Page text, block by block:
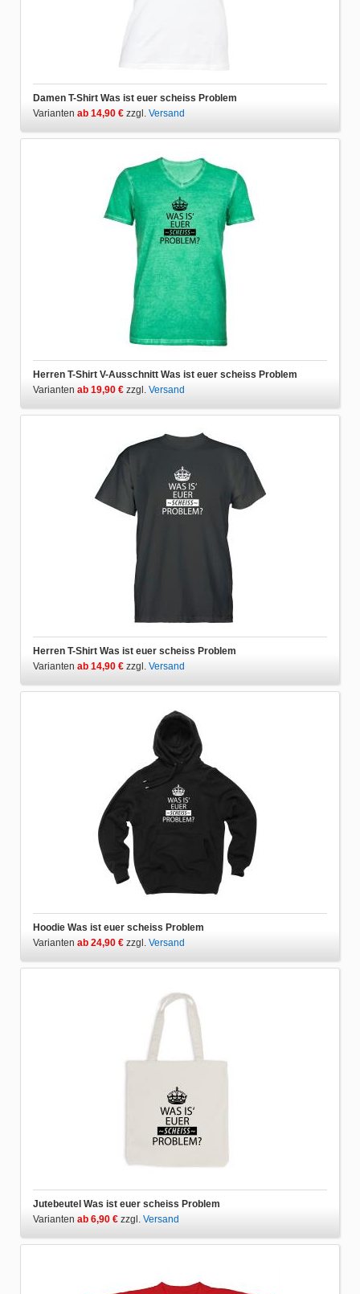
Damen T-Shirt Was ist euer scheiss Problem
Varianten ab 14,90 € zzgl. Versand
Herren T-Shirt V-Ausschnitt Was ist euer scheiss Problem
Varianten ab 19,90 € zzgl. Versand
Herren T-Shirt Was ist euer scheiss Problem
Varianten ab 14,90 € zzgl. Versand
Hoodie Was ist euer scheiss Problem
Varianten ab 24,90 € zzgl. Versand
Jutebeutel Was ist euer scheiss Problem
Varianten ab 6,90 € zzgl. Versand